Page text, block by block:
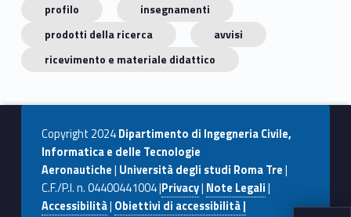
profilo
insegnamenti
prodotti della ricerca
avvisi
ricevimento e materiale didattico
Copyright 2024Dipartimento di Ingegneria Civile,
Informatica e delle Tecnologie
Aeronautiche| Università degli studi Roma Tre|
C.F./P.I. n. 04400441004 |Privacy| Note Legali|
Accessibilità| Obiettivi di accessibilità |